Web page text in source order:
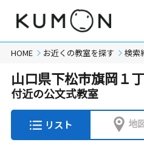
HOME お近くの教室を探す 検索
山口県下松市旗岡１
付近の公文式教室
リスト 地